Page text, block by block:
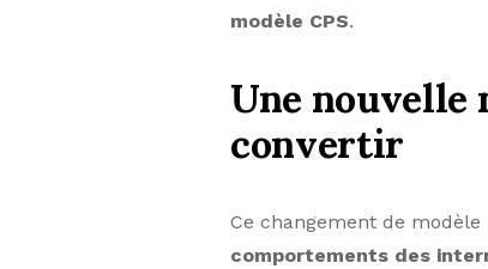
modèle CPS.
Une nouvelle
convertir
Ce changement de
comportements des